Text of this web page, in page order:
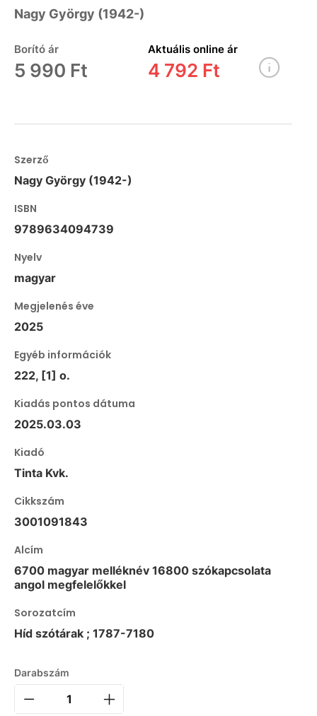
Nagy György (1942-)
Borító ár
5 990 Ft
Aktuális online ár
4 792 Ft
Szerző
Nagy György (1942-)
ISBN
9789634094739
Nyelv
magyar
Megjelenés éve
2025
Egyéb információk
222, [1] o.
Kiadás pontos dátuma
2025.03.03
Kiadó
Tinta Kvk.
Cikkszám
3001091843
Alcím
6700 magyar melléknév 16800 szókapcsolata
angol megfelelőkkel
Sorozatcím
Híd szótárak ; 1787-7180
Darabszám